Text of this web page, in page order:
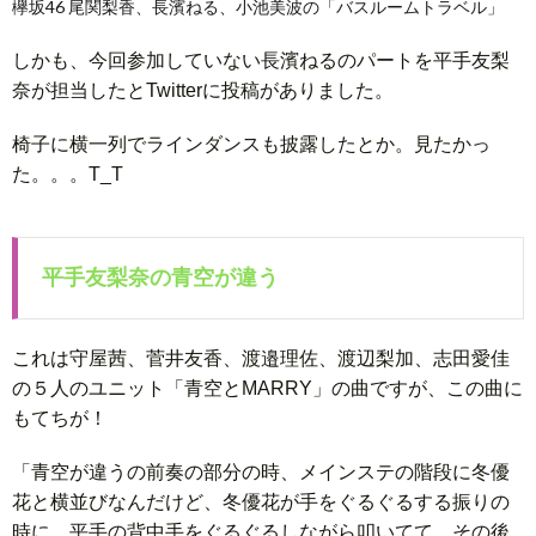
欅坂46 尾関梨香、長濱ねる、小池美波の「バスルームトラベル」
しかも、今回参加していない長濱ねるのパートを平手友梨
奈が担当したとTwitterに投稿がありました。
椅子に横一列でラインダンスも披露したとか。見たかっ
た。。。T_T
平手友梨奈の青空が違う
これは守屋茜、菅井友香、渡邉理佐、渡辺梨加、志田愛佳
の５人のユニット「青空とMARRY」の曲ですが、この曲に
もてちが！
「青空が違うの前奏の部分の時、メインステの階段に冬優
花と横並びなんだけど、冬優花が手をぐるぐるする振りの
時に、平手の背中手をぐるぐるしながら叩いてて、その後